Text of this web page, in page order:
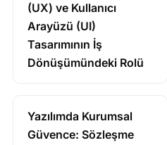
(UX) ve Kullanıcı
Arayüzü (UI)
Tasarımının İş
Dönüşümündeki Rolü
Yazılımda Kurumsal
Güvence: Sözleşme